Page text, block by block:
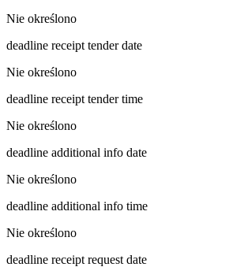
Nie określono
deadline receipt tender date
Nie określono
deadline receipt tender time
Nie określono
deadline additional info date
Nie określono
deadline additional info time
Nie określono
deadline receipt request date